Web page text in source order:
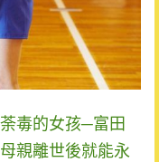
毒的女孩─富田
親離世後就能永